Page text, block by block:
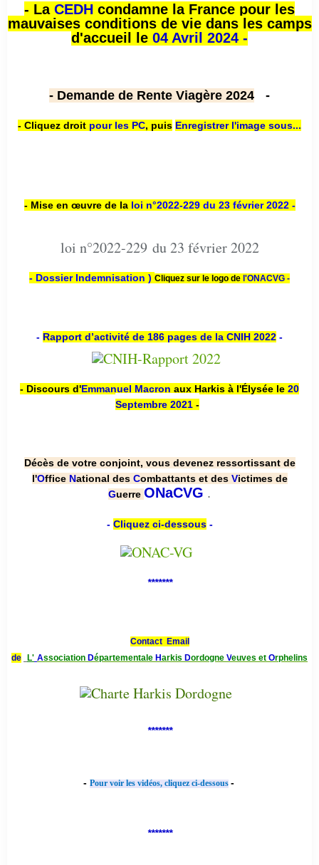
- La CEDH condamne la France pour les
mauvaises conditions de vie dans les camps
d'accueil le 04 Avril 2024 -
- Demande de Rente Viagère 2024 -
- Cliquez droit pour les PC, puis Enregistrer l'image sous...
- Mise en œuvre de la loi n°2022-229 du 23 février 2022 -
loi n°2022-229 du 23 février 2022
- Dossier Indemnisation ) Cliquez sur le logo de l'ONACVG -
- Rapport d’activité de 186 pages de la CNIH 2022 -
- Discours d'Emmanuel Macron aux Harkis à l'Élysée le 20
Septembre 2021 -
Décès de votre conjoint, vous devenez ressortissant de
l'Office National des Combattants et des Victimes de
Guerre ONaCVG .
- Cliquez ci-dessous-
*******
Contact Email
de L' Association Départementale Harkis Dordogne Veuves et Orphelins
*******
- Pour voir les vidéos, cliquez ci-dessous -
*******